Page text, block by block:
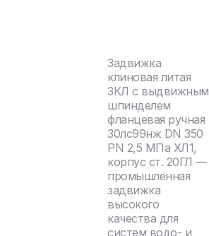
Задвижка
клиновая литая
ЗКЛ с выдвижным
шпинделем
фланцевая ручная
30лс99нж DN 350
PN 2,5 МПа ХЛ1,
корпус ст. 20ГЛ —
промышленная
задвижка
высокого
качества для
систем водо- и